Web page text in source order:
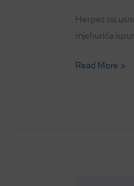
Herpes na
mjehurića
Read More »